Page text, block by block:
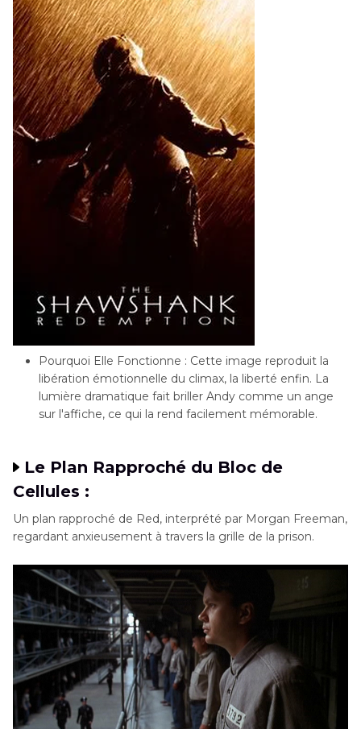
Pourquoi Elle Fonctionne : Cette image reproduit la
libération émotionnelle du climax, la liberté enfin. La
lumière dramatique fait briller Andy comme un ange
sur l'affiche, ce qui la rend facilement mémorable.
Le Plan Rapproché du Bloc de
Cellules :
Un plan rapproché de Red, interprété par Morgan Freeman,
regardant anxieusement à travers la grille de la prison.